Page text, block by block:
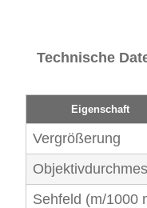
Technische
Eigenschaft
Vergrößerung
Sehfeld (m/1000